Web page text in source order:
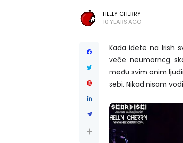
HELLY CHERRY
10 YEARS AGO
Kada idete na Irish
veče neumornog
među svim onim
sebi. Nikad nisam